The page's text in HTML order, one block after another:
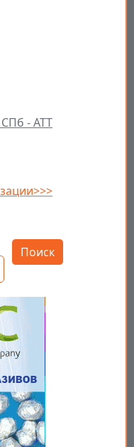
- ATT